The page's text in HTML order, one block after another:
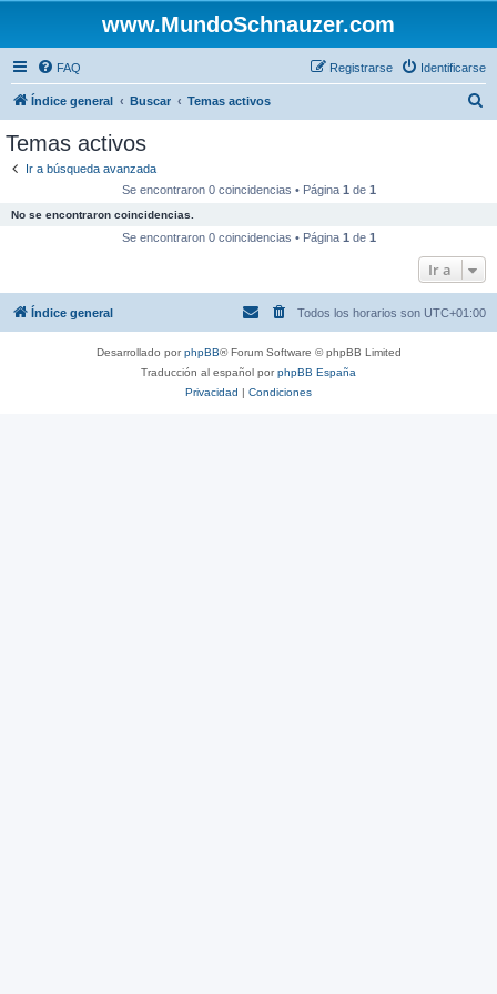
www.MundoSchnauzer.com
FAQ Identificarse
Registrarse
Índice general Buscar Temas activos
Temas activos
Ir a búsqueda avanzada
Se encontraron 0 coincidencias • Página 1 de 1
No se encontraron coincidencias.
Se encontraron 0 coincidencias • Página 1 de 1
Ir a
Índice general Todos los horarios son UTC+01:00
Desarrollado porphpBB® Forum Software © phpBB Limited
Traducción al español porphpBB España
Privacidad | Condiciones